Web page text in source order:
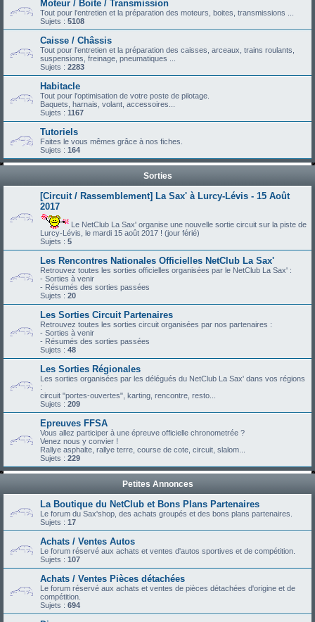
Moteur / Boite / Transmission
Tout pour l'entretien et la préparation des moteurs, boites, transmissions ...
Sujets : 5108
Caisse / Châssis
Tout pour l'entretien et la préparation des caisses, arceaux, trains roulants,
suspensions, freinage, pneumatiques ...
Sujets : 2283
Habitacle
Tout pour l'optimisation de votre poste de pilotage.
Baquets, harnais, volant, accessoires...
Sujets : 1167
Tutoriels
Faites le vous mêmes grâce à nos fiches.
Sujets : 164
Sorties
[Circuit / Rassemblement] La Sax' à Lurcy-Lévis - 15 Août
2017
Le NetClub La Sax' organise une nouvelle sortie circuit sur la piste de
Lurcy-Lévis, le mardi 15 août 2017 ! (jour férié)
Sujets : 5
Les Rencontres Nationales Officielles NetClub La Sax'
Retrouvez toutes les sorties officielles organisées par le NetClub La Sax' :
- Sorties à venir
- Résumés des sorties passées
Sujets : 20
Les Sorties Circuit Partenaires
Retrouvez toutes les sorties circuit organisées par nos partenaires :
- Sorties à venir
- Résumés des sorties passées
Sujets : 48
Les Sorties Régionales
Les sorties organisées par les délégués du NetClub La Sax' dans vos régions
:
circuit "portes-ouvertes", karting, rencontre, resto...
Sujets : 209
Epreuves FFSA
Vous allez participer à une épreuve officielle chronometrée ?
Venez nous y convier !
Rallye asphalte, rallye terre, course de cote, circuit, slalom...
Sujets : 229
Petites Annonces
La Boutique du NetClub et Bons Plans Partenaires
Le forum du Sax'shop, des achats groupés et des bons plans partenaires.
Sujets : 17
Achats / Ventes Autos
Le forum réservé aux achats et ventes d'autos sportives et de compétition.
Sujets : 107
Achats / Ventes Pièces détachées
Le forum réservé aux achats et ventes de pièces détachées d'origine et de
compétition.
Sujets : 694